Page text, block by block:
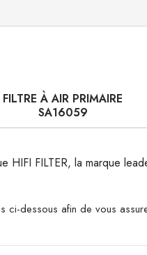
FILTRE À AIR PRIMAIRE
SA16059
HIFI FILTER, la marque
ci-dessous afin de vous